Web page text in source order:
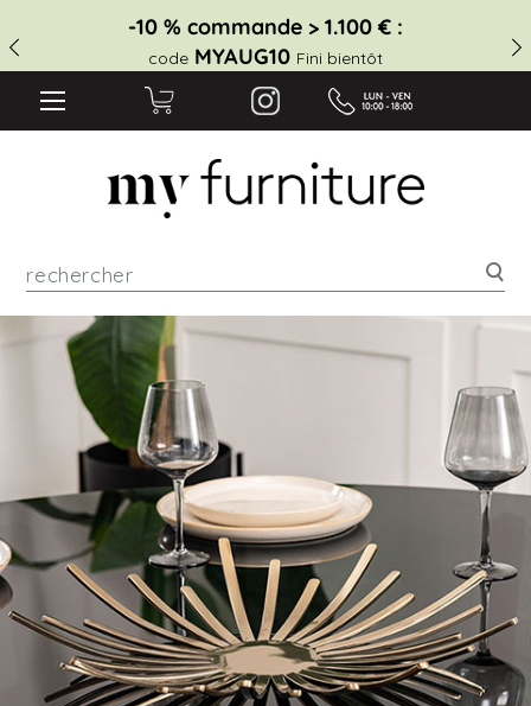
-10 % commande > 1.100 € :
code MYAUG10 Fini bientôt